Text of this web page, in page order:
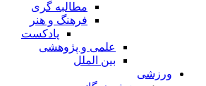
مطالبه گری
فرهنگ و هنر
پادکست
علمی و پژوهشی
بین الملل
ورزشی